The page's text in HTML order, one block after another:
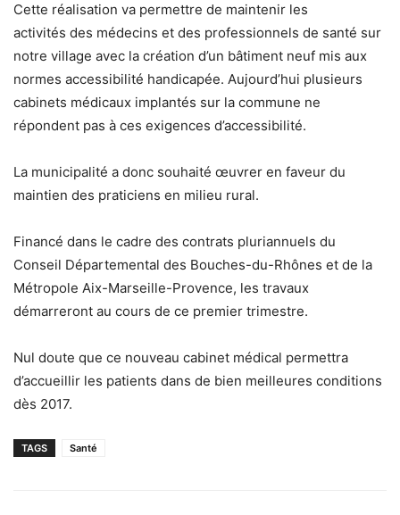
Cette réalisation va permettre de maintenir les
activités des médecins et des professionnels de santé sur
notre village avec la création d’un bâtiment neuf mis aux
normes accessibilité handicapée. Aujourd’hui plusieurs
cabinets médicaux implantés sur la commune ne
répondent pas à ces exigences d’accessibilité.
La municipalité a donc souhaité œuvrer en faveur du
maintien des praticiens en milieu rural.
Financé dans le cadre des contrats pluriannuels du
Conseil Départemental des Bouches-du-Rhônes et de la
Métropole Aix-Marseille-Provence, les travaux
démarreront au cours de ce premier trimestre.
Nul doute que ce nouveau cabinet médical permettra
d’accueillir les patients dans de bien meilleures conditions
dès 2017.
TAGS Santé